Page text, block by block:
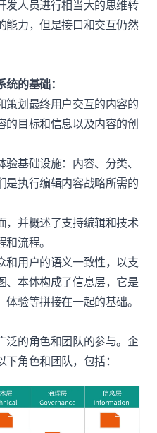
发人员进行相当大的思维转
能力，但是接口和交互仍然
的基础：
策划最终用户交互的内容的
的目标和信息以及内容的创
基础设施：内容、分类、
是执行编辑内容战略所需的
，并概述了支持编辑和技术
流程。
和用户的语义一致性，以支
、本体构成了信息层，它是
验等拼接在一起的基础。
泛的角色和团队的参与。企
角色和团队，包括：